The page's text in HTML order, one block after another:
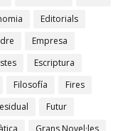
Editorials
Empresa
Escriptura
Filosofía
Fires
Futur
Grans Novel·les